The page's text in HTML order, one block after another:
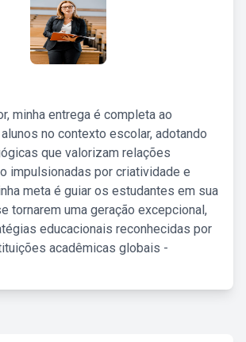
minha entrega é completa ao
no contexto escolar, adotando
que valorizam relações
impulsionadas por criatividade e
meta é guiar os estudantes em sua
tornarem uma geração excepcional,
educacionais reconhecidas por
acadêmicas globais -